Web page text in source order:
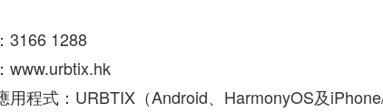
3166 1288
www.urbtix.hk
用程式：URBTIX（Android、HarmonyOS及